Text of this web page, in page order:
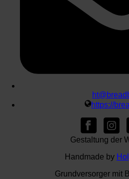
https://
Gestaltung der
Handmade by
Grundversorger mit